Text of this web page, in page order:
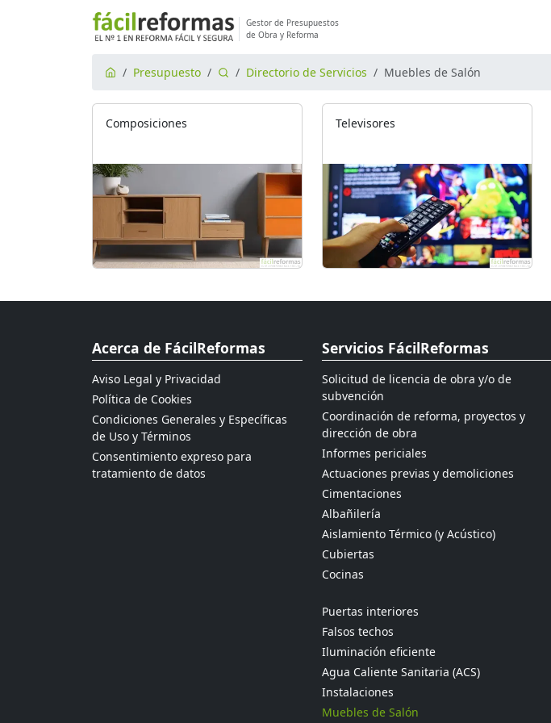
Gestor de Presupuestos
de Obra y Reforma
Presupuesto Directorio de Servicios Muebles de Salón
Composiciones Televisores
Acerca de FácilReformas
Aviso Legal y Privacidad
Política de Cookies
Condiciones Generales y Específicas
de Uso y Términos
Consentimiento expreso para
tratamiento de datos
Servicios FácilReformas
Solicitud de licencia de obra y/o de
subvención
Coordinación de reforma, proyectos y
dirección de obra
Informes periciales
Actuaciones previas y demoliciones
Cimentaciones
Albañilería
Aislamiento Térmico (y Acústico)
Cubiertas
Cocinas
Puertas interiores
Falsos techos
Iluminación eficiente
Agua Caliente Sanitaria (ACS)
Instalaciones
Muebles de Salón